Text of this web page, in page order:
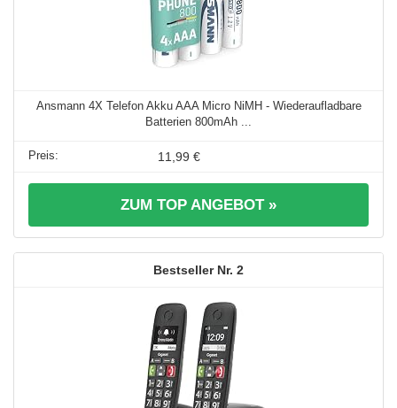
Ansmann 4X Telefon Akku AAA Micro NiMH - Wiederaufladbare
Batterien 800mAh ...
11,99 €
ZUM TOP ANGEBOT »
2